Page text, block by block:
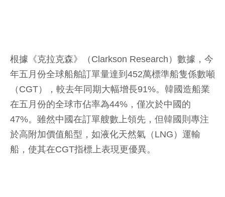
根據《克拉克森》（Clarkson Research）數據，今
年五月份全球船舶訂單量達到452萬標準船隻係數噸
（CGT），較去年同期大幅增長91%。韓國造船業
在五月份的全球市佔率為44%，僅次於中國的
47%。雖然中國在訂單艘數上領先，但韓國則專注
於高附加價值船型，如液化天然氣（LNG）運輸
船，使其在CGT指標上表現更優異。